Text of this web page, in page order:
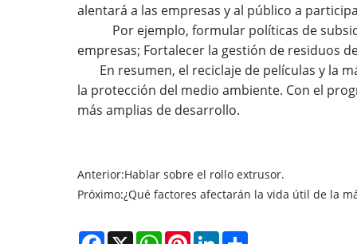
alentará a las empresas y al público a
Por ejemplo, formular políticas de
empresas; Fortalecer la gestión de residuos
En resumen, el reciclaje de películas y la
la protección del medio ambiente. Con el
más amplias de desarrollo.
Anterior:Hablar sobre el rollo extrusor.
Próximo:¿Qué factores afectarán la vida útil de la
Facebook
X WhatsAppPinterestLinkedIn